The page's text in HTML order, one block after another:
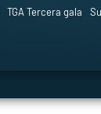
TGA Tercera gala